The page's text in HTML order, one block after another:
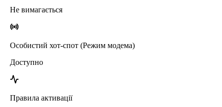
Не вимагається
Особистий хот-спот (Режим модема)
Доступно
Правила активації